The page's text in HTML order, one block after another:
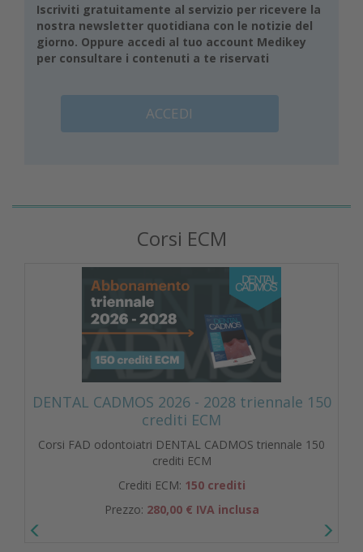
Iscriviti gratuitamente al servizio per ricevere la
nostra newsletter quotidiana con le notizie del
giorno. Oppure accedi al tuo account Medikey
per consultare i contenuti a te riservati
ACCEDI
Corsi ECM
DENTAL CADMOS 2026 - 2028 triennale 150
crediti ECM
Corsi FAD odontoiatri DENTAL CADMOS triennale 150
crediti ECM
Crediti ECM: 150 crediti
Prezzo: 280,00 € IVA inclusa